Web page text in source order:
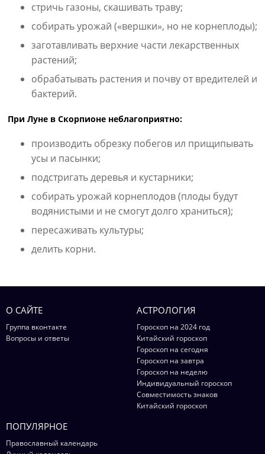
стричь газоны, скашивать траву;
собирать урожай («вершки», но не корнеплоды);
заготавливать верхние части лекарственных
растений;
обрабатывать растения и почву от вредителей и
бактерий.
При Луне в Скорпионе неблагоприятно:
производить обрезку побегов ил прищипывать
усы и пасынки;
подстригать деревья и кустарники;
собирать урожай корнеплодов (плоды будут
водянистыми и не смогут долго храниться);
пересаживать культуры;
делить корни.
О САЙТЕ
Группа вконтакте
Вопросы и ответы
АСТРОЛОГИЯ
Гороскоп на 2024 год
Китайский гороскоп
Гороскоп на сегодня
Гороскоп на завтра
Гороскоп на неделю
Индивидуальный гороскоп
Совместимость знаков
Китайский гороскоп
ПОПУЛЯРНОЕ
Православный календарь